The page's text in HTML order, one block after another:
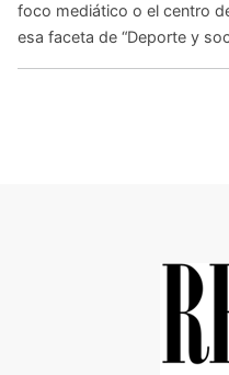
foco mediático o el centro
esa faceta de “Deporte y